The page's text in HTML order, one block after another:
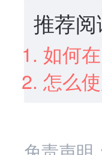
推荐阅
如何
怎么